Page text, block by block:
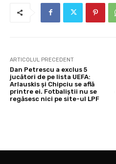
ARTICOLUL PRECEDENT
Dan Petrescu a exclus 5
jucători de pe lista UEFA:
Arlauskis și Chipciu se află
printre ei. Fotbaliștii nu se
regăsesc nici pe site-ul LPF